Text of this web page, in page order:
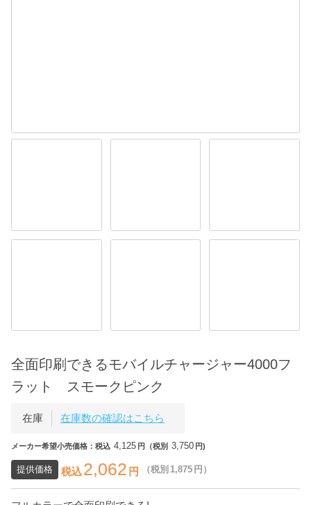
全面印刷できるモバイルチャージャー4000フ
ラット スモークピンク
在庫 在庫数の確認はこちら
メーカー希望小売価格：税込 4,125 円（税別 3,750 円)
提供価格 税込2,062 円 （税別 1,875 円）